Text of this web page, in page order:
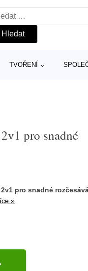
TVOŘENÍ
pro snadné
pro snadné
»